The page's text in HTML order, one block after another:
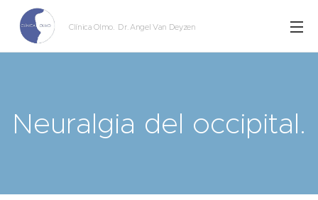
Clínica Olmo. Dr. Angel Van Deyzen
Neuralgia del occipital.